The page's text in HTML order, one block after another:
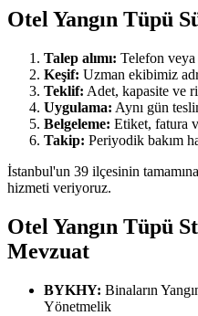
Otel Yangın Tüpü
Talep alımı: Telefon
Keşif: Uzman ekibimiz
Teklif: Adet, kapasite ve
Uygulama: Aynı gün
Belgeleme: Etiket, fatura
Takip: Periyodik bakım
İstanbul'un 39 ilçesinin
hizmeti veriyoruz.
Otel Yangın Tüpü
Mevzuat
BYKHY: Binaların
Yönetmelik